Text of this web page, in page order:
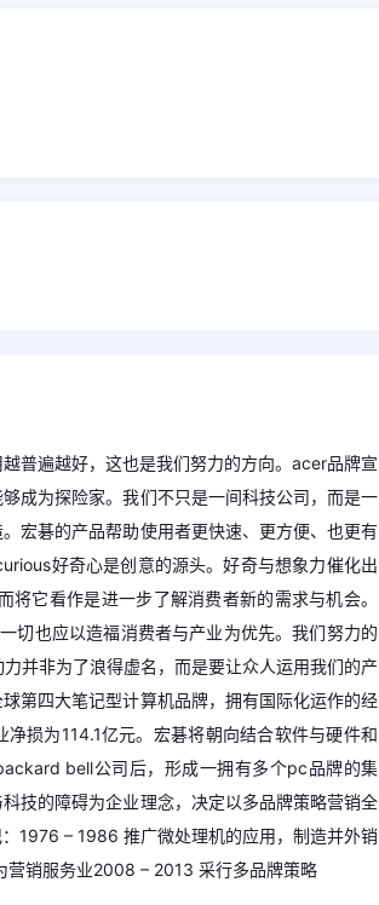
普遍越好，这也是我们努力的方向。acer品牌宣
成为探险家。我们不只是一间科技公司，而是一
宏碁的产品帮助使用者更快速、更方便、也更有
好奇心是创意的源头。好奇与想象力催化出
它看作是进一步了解消费者新的需求与机会。
切也应以造福消费者与产业为优先。我们努力的
并非为了浪得虚名，而是要让众人运用我们的产
第四大笔记型计算机品牌，拥有国际化运作的经
损为114.1亿元。宏碁将朝向结合软件与硬件和
bell公司后，形成一拥有多个pc品牌的集
技的障碍为企业理念，决定以多品牌策略营销全
1976 – 1986 推广微处理机的应用，制造并外销
销服务业2008 – 2013 采行多品牌策略